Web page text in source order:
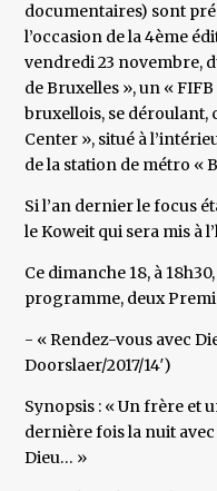
documentaires) sont
l’occasion de la 4ème
vendredi 23 novembre,
de Bruxelles », un «
bruxellois, se déroulant,
Center », situé à
de la station de métro «
Si l’an dernier le focus
le Koweit qui sera mis à
Ce dimanche 18, à
programme, deux
- « Rendez-vous avec
Doorslaer/2017/14′)
Synopsis : « Un frère et
dernière fois la nuit
Dieu… »